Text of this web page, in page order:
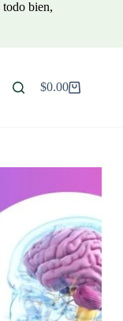
todo bien,
Carro
$0.00